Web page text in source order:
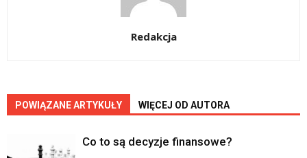
Redakcja
POWIĄZANE ARTYKUŁY WIĘCEJ OD AUTORA
Co to są decyzje finansowe?